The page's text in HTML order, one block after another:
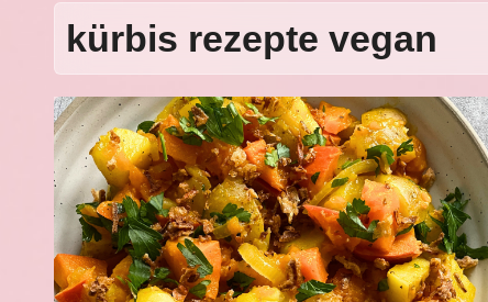
kürbis rezepte vegan